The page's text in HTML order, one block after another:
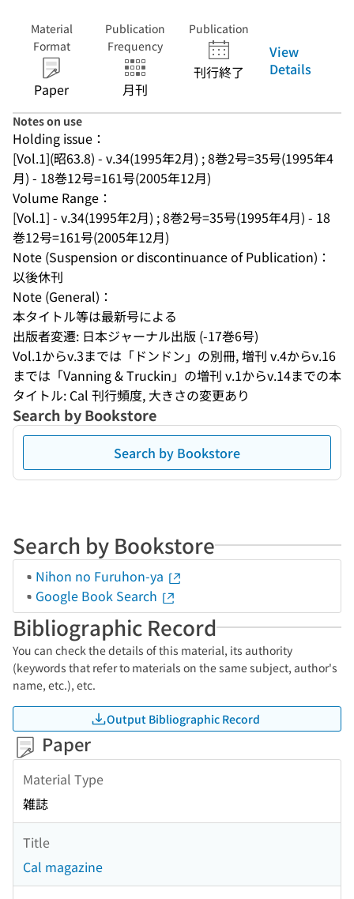
Material
Format
Paper
Publication
Frequency
月刊
Publication
刊行終了
View
Details
Notes on use
Holding issue：
[Vol.1](昭63.8) - v.34(1995年2月) ; 8巻2号=35号(1995年4
月) - 18巻12号=161号(2005年12月)
Volume Range：
[Vol.1] - v.34(1995年2月) ; 8巻2号=35号(1995年4月) - 18
巻12号=161号(2005年12月)
Note (Suspension or discontinuance of Publication)：
以後休刊
Note (General)：
本タイトル等は最新号による
出版者変遷: 日本ジャーナル出版 (-17巻6号)
Vol.1からv.3までは「ドンドン」の別冊, 増刊 v.4からv.16
までは「Vanning & Truckin」の増刊 v.1からv.14までの本
タイトル: Cal 刊行頻度, 大きさの変更あり
Search by Bookstore
Search by Bookstore
Search by Bookstore
Nihon no Furuhon-ya
Google Book Search
Bibliographic Record
You can check the details of this material, its authority
(keywords that refer to materials on the same subject, author's
name, etc.), etc.
Output Bibliographic Record
Paper
Material Type
雑誌
Title
Cal magazine